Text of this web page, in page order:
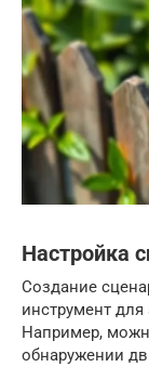
Настройка
Создание
инструмент
Например,
обнаружении